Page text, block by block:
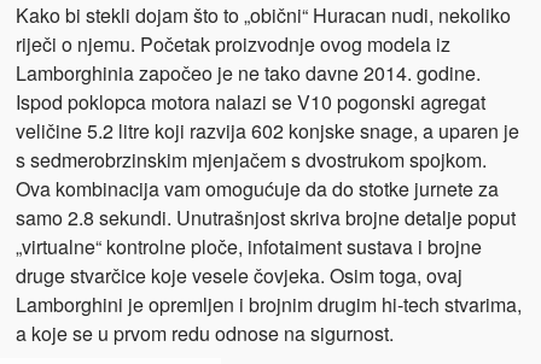
Kako bi stekli dojam što to „obični“ Huracan nudi, nekoliko
riječi o njemu. Početak proizvodnje ovog modela iz
Lamborghinia započeo je ne tako davne 2014. godine.
Ispod poklopca motora nalazi se V10 pogonski agregat
veličine 5.2 litre koji razvija 602 konjske snage, a uparen je
s sedmerobrzinskim mjenjačem s dvostrukom spojkom.
Ova kombinacija vam omogućuje da do stotke jurnete za
samo 2.8 sekundi. Unutrašnjost skriva brojne detalje poput
„virtualne“ kontrolne ploče, infotaiment sustava i brojne
druge stvarčice koje vesele čovjeka. Osim toga, ovaj
Lamborghini je opremljen i brojnim drugim hi-tech stvarima,
a koje se u prvom redu odnose na sigurnost.